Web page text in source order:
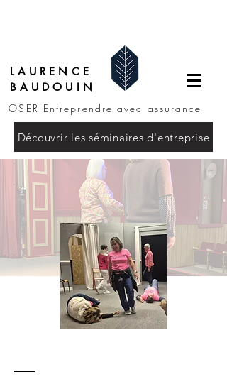
LAURENCE
BAUDOUIN
OSER Entreprendre avec assurance
Découvrir les séminaires d'entreprise